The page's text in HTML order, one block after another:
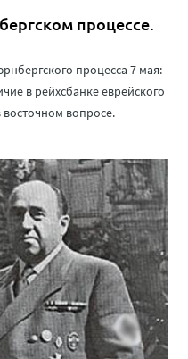
процессе.
процесса 7 мая:
в рейхсбанке еврейского
восточном вопросе.